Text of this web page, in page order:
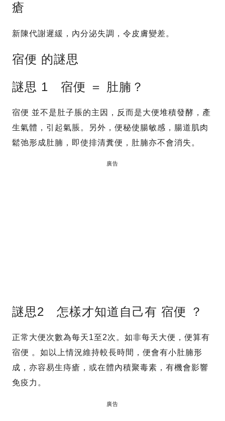
瘡
新陳代謝遲緩，內分泌失調，令皮膚變差。
宿便 的謎思
謎思 1 宿便 ＝ 肚腩？
宿便 並不是肚子脹的主因，反而是大便堆積發酵，產
生氣體，引起氣脹。另外，便秘使腸敏感，腸道肌肉
鬆弛形成肚腩，即使排清糞便，肚腩亦不會消失。
廣告
謎思2 怎樣才知道自己有 宿便 ？
正常大便次數為每天1至2次。如非每天大便，便算有
宿便 。如以上情況維持較長時間，便會有小肚腩形
成，亦容易生痔瘡，或在體內積聚毒素，有機會影響
免疫力。
廣告